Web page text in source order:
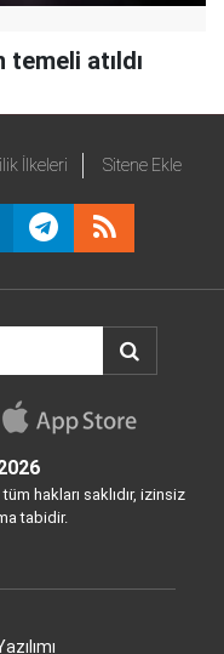
temeli atıldı
İlkeleri Sitene Ekle
hakları saklıdır, izinsiz
tabidir.